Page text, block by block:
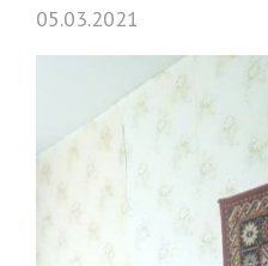
05.03.2021